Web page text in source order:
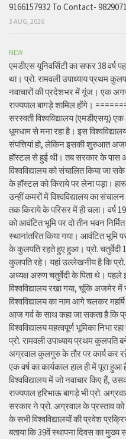
9166157932 To Contact-
3 AUG, 2026
NEW
एमडीएस यूनिवर्सिटी का सफर 38
था। प्रो. रामवली उपाध्याय प्रथम
नवाचारों की प्रदेशभर में गूंज। एक
राज्यपाल बागड़े शामिल होंगे।
सरस्वती विश्वविद्यालय (एमडीएसयू)
धूमधाम से मना रहा है। इस
संपत्तियां हो, लेकिन इसकी शुरुआत
हॉस्टल से हुई थी। तब सरकार के पास
विश्वविद्यालय को संचालित किया जा
के हॉस्टल को किराये पर लेना पड़ा।
उन्हीं कमरों में विश्वविद्यालय का
तक किराये के परिसर में ही चला। वर्ष
को आवंटित भूमि पर दो तीन भवन
स्थानांतरित किया गया। आवंटित भूमि
के कुलपति रहते हुए हुआ। प्रो. चतुर्वेदी
कुलपति रहे। यहां उल्लेखनीय है कि प्रो.
अध्यक्ष अरुण चतुर्वेदी के पिता थे। पहले
विश्वविद्यालय रखा गया, चूंकि अजमेर में
विश्वविद्यालय का नाम आगे चलकर
आज गर्व के साथ कहा जा सकता है कि
विश्वविद्यालय महत्वपूर्ण भूमिका निभा
प्रो. रामवली उपाध्याय प्रथम
अग्रवाल कुलगुरु के तौर पर कार्य कर
एक वर्ष का कार्यकाल हाल ही में पूरा
विश्वविद्यालय में जो नवाचार किए हैं,
राज्यपाल हरिभाऊ बागड़े भी प्रो.
सरकार ने प्रो. अग्रवाल के प्रस्ताव
के सभी विश्वविद्यालयों की प्रवेश
बताया कि 39वें स्थापना दिवस का मुख्य